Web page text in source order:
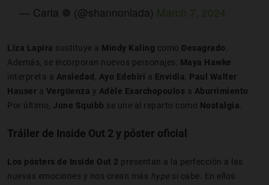
— Carla ❁ (@shannonlada) March 7, 2024
Liza Lapira sustituye a Mindy Kaling como Desagrado.
Además, se incorporan nuevos personajes: Maya Hawke
interpreta a Ansiedad , Ayo Edebiri a Envidia, Paul Walter
Hauser a Vergüenza y Adèle Exarchopoulos a Aburrimiento.
Por último, June Squibb se une al reparto como Nostalgia.
Tráiler de Inside Out 2 y póster oficial
Los pósters de Inside Out 2 presentan a la perfección a las
nuevas emociones y nos crean más hype si cabe. En ellos